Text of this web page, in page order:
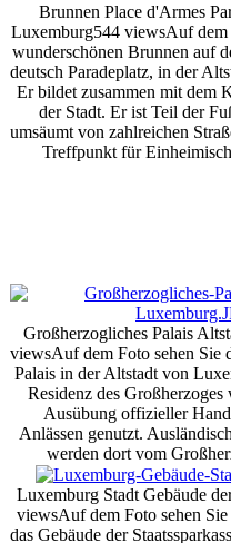
Brunnen Place d'Armes
Luxemburg544 viewsAuf dem
wunderschönen Brunnen auf
deutsch Paradeplatz, in der
Er bildet zusammen mit dem
der Stadt. Er ist Teil der
umsäumt von zahlreichen
Treffpunkt für
Großherzogliches Palais
viewsAuf dem Foto sehen Sie
Palais in der Altstadt von
Residenz des Großherzoges
Ausübung offizieller
Anlässen genutzt.
werden dort vom
Luxemburg Stadt Gebäude
viewsAuf dem Foto sehen
das Gebäude der